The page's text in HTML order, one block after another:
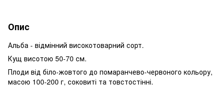
Опис
Альба - відмінний високотоварний сорт.
Кущ висотою 50-70 см.
Плоди від біло-жовтого до помаранчево-червоного кольору,
масою 100-200 г, соковиті та товстостінні.